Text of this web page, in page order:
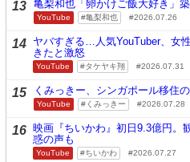
13 亀梨和也「卵かけご飯大好き」
YouTube 亀梨和也 2026.07.26
14 ヤバすぎる…人気YouTuber、女
きたと激怒
YouTube タケヤキ翔 2026.07.31
15 くみっきー、シンガポール移住
YouTube くみっきー 2026.07.28
16 映画『ちいかわ』初日9.3億円。
惑の声も
YouTube ちいかわ 2026.07.27